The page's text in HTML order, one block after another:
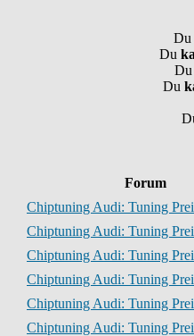
Du
Du
Du
Du
Forum
Chiptuning Audi: Tuning
Chiptuning Audi: Tuning
Chiptuning Audi: Tuning
Chiptuning Audi: Tuning
Chiptuning Audi: Tuning
Chiptuning Audi: Tuning